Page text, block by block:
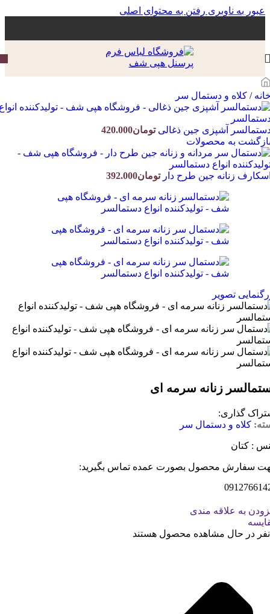
عبور به ناوبری رفتن به محتوای اصلی
/ کلاه و دستمال سر
آشپزی جین ذغالیتومان420.000
به محصولات
زنانه جین طرح دارتومان392.000
تصویر
زنانه سرمه ای
گذاری:
کلاه و دستمال سر
: کتان
سفارش محصول بصورت عمده تماس بگیرید:
به علاقه مندی
نفر در حال مشاهده محصول هستند